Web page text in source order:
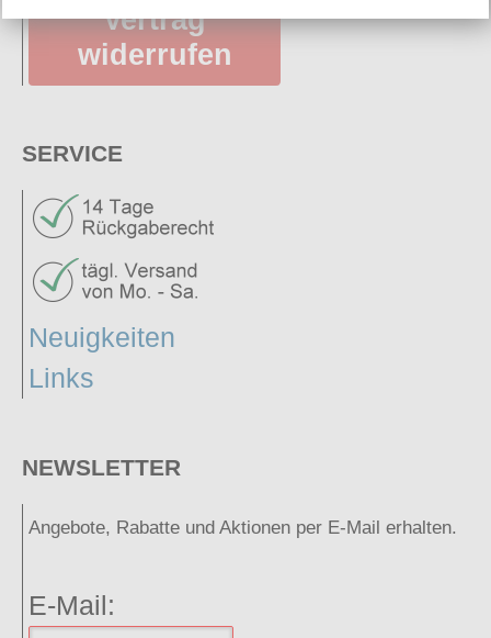
Vertrag
widerrufen
SERVICE
Neuigkeiten
Links
NEWSLETTER
Angebote, Rabatte und Aktionen per E-Mail erhalten.
E-Mail: